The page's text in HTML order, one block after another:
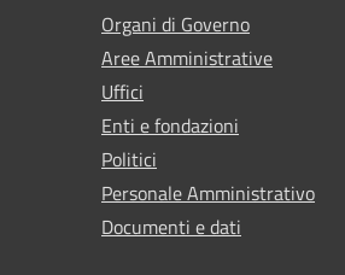
Organi di Governo
Aree Amministrative
Uffici
Enti e fondazioni
Politici
Personale Amministrativo
Documenti e dati